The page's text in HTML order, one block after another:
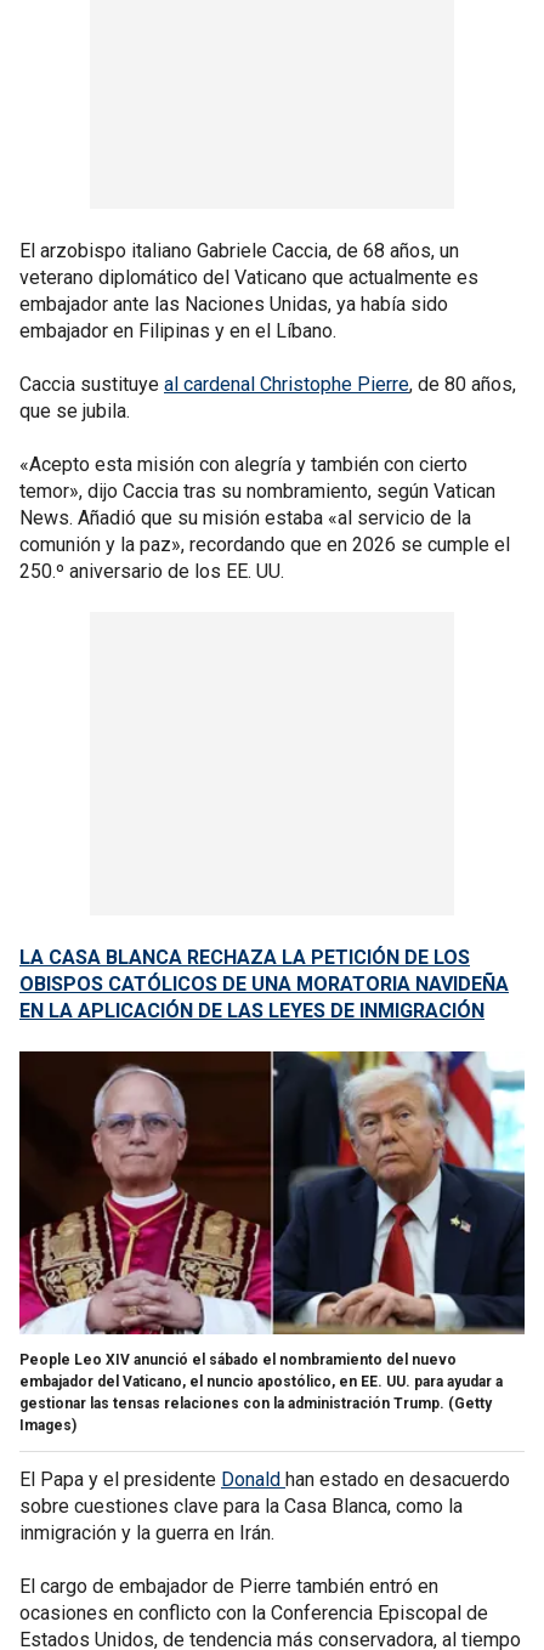
El arzobispo italiano Gabriele Caccia, de 68 años, un
veterano diplomático del Vaticano que actualmente es
embajador ante las Naciones Unidas, ya había sido
embajador en Filipinas y en el Líbano.
Caccia sustituye al cardenal Christophe Pierre, de 80 años,
que se jubila.
«Acepto esta misión con alegría y también con cierto
temor», dijo Caccia tras su nombramiento, según Vatican
News. Añadió que su misión estaba «al servicio de la
comunión y la paz», recordando que en 2026 se cumple el
250.º aniversario de los EE. UU.
LA CASA BLANCA RECHAZA LA PETICIÓN DE LOS
OBISPOS CATÓLICOS DE UNA MORATORIA NAVIDEÑA
EN LA APLICACIÓN DE LAS LEYES DE INMIGRACIÓN
People Leo XIV anunció el sábado el nombramiento del nuevo
embajador del Vaticano, el nuncio apostólico, en EE. UU. para ayudar a
gestionar las tensas relaciones con la administración Trump. (Getty
Images)
El Papa y el presidente Donald han estado en desacuerdo
sobre cuestiones clave para la Casa Blanca, como la
inmigración y la guerra en Irán.
El cargo de embajador de Pierre también entró en
ocasiones en conflicto con la Conferencia Episcopal de
Estados Unidos, de tendencia más conservadora, al tiempo